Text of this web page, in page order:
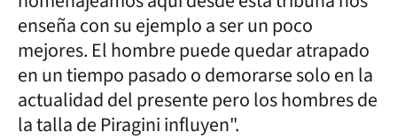
enseña con su ejemplo a ser un poco
mejores. El hombre puede quedar atrapado
en un tiempo pasado o demorarse solo en la
actualidad del presente pero los hombres de
la talla de Piragini influyen".